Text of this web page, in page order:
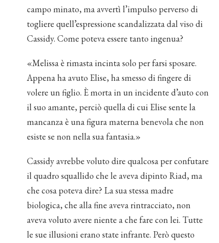
campo minato, ma avvertì l’impulso perverso di
togliere quell’espressione scandalizzata dal viso di
Cassidy. Come poteva essere tanto ingenua?
«Melissa è rimasta incinta solo per farsi sposare.
Appena ha avuto Elise, ha smesso di fingere di
volere un figlio. È morta in un incidente d’auto con
il suo amante, perciò quella di cui Elise sente la
mancanza è una figura materna benevola che non
esiste se non nella sua fantasia.»
Cassidy avrebbe voluto dire qualcosa per confutare
il quadro squallido che le aveva dipinto Riad, ma
che cosa poteva dire? La sua stessa madre
biologica, che alla fine aveva rintracciato, non
aveva voluto avere niente a che fare con lei. Tutte
le sue illusioni erano state infrante. Però questo